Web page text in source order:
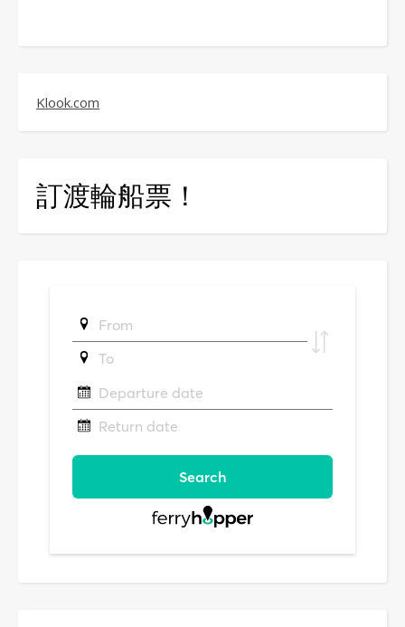
Klook.com
訂渡輪船票！